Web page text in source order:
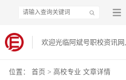
欢迎光临阿斌号职校资讯
位置： 首页 > 高校专业 文章详情